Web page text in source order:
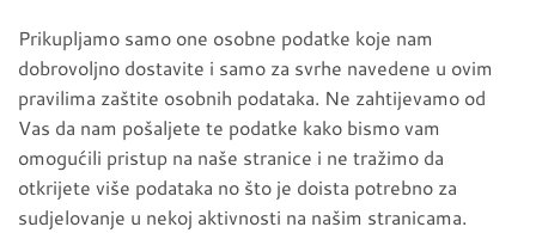
Prikupljamo samo one osobne podatke koje nam
dobrovoljno dostavite i samo za svrhe navedene u ovim
pravilima zaštite osobnih podataka. Ne zahtijevamo od
Vas da nam pošaljete te podatke kako bismo vam
omogućili pristup na naše stranice i ne tražimo da
otkrijete više podataka no što je doista potrebno za
sudjelovanje u nekoj aktivnosti na našim stranicama.